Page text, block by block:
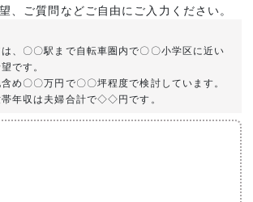
、ご質問などご自由にご入力ください。
、〇〇駅まで自転車圏内で〇〇小学区に近い
です。
め〇〇万円で〇〇坪程度で検討しています。
年収は夫婦合計で◇◇円です。